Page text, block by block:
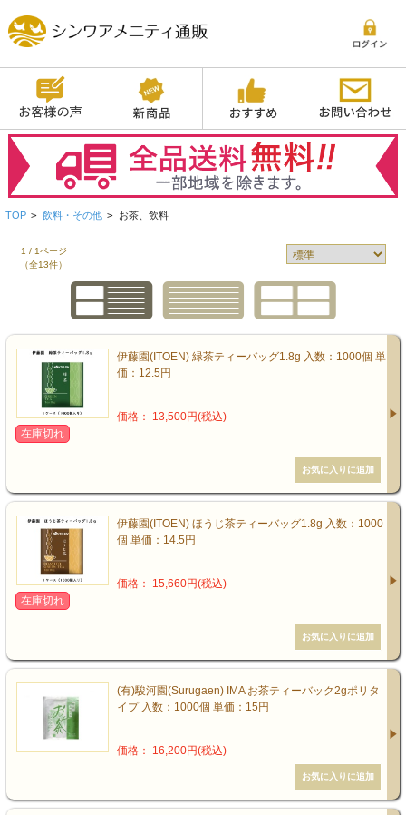
TOP > 飲料・その他 > お茶、飲料
1 / 1ページ
（全13件）
伊藤園(ITOEN) 緑茶ティーバッグ1.8g 入数：1000個 単
価：12.5円
価格： 13,500円(税込)
在庫切れ
伊藤園(ITOEN) ほうじ茶ティーバッグ1.8g 入数：1000
個 単価：14.5円
価格： 15,660円(税込)
在庫切れ
(有)駿河園(Surugaen) IMA お茶ティーバック2gポリタ
イプ 入数：1000個 単価：15円
価格： 16,200円(税込)